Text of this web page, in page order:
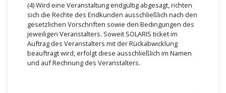
(4) Wird eine Veranstaltung endgültig abgesagt, richten
sich die Rechte des Endkunden ausschließlich nach den
gesetzlichen Vorschriften sowie den Bedingungen des
jeweiligen Veranstalters. Soweit SOLARIS ticket im
Auftrag des Veranstalters mit der Rückabwicklung
beauftragt wird, erfolgt diese ausschließlich im Namen
und auf Rechnung des Veranstalters.